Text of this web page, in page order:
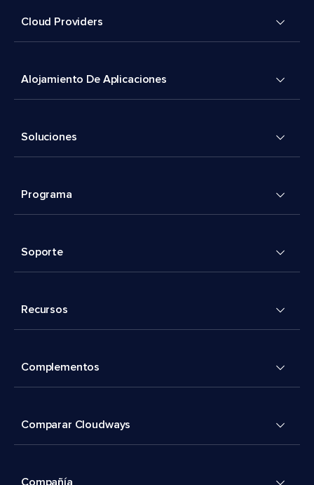
Cloud Providers
Alojamiento De Aplicaciones
Soluciones
Programa
Soporte
Recursos
Complementos
Comparar Cloudways
Compañía